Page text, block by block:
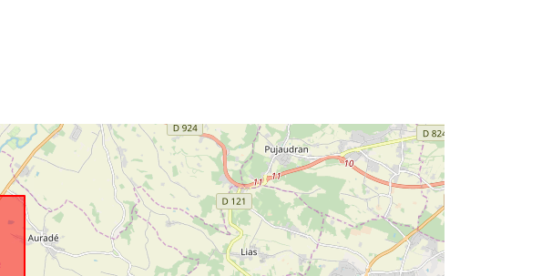
durable.gouv.fr/service/fr-
120066022-wxs-9d96041f-6578-
47cf-9b0e-6193e57d536f
uriRef:
http://data.europa.eu/88u/dataset/fr-
120066022-srv-951a8766-ea72-
4b39-b118-36f6a3eba4e9